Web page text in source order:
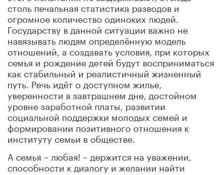
столь печальная статистика разводов и
огромное количество одиноких людей.
Государству в данной ситуации важно не
навязывать людям определённую модель
отношений, а создавать условия, при которых
семья и рождение детей будут восприниматься
как стабильный и реалистичный жизненный
путь. Речь идёт о доступном жилье,
уверенности в завтрашнем дне, достойном
уровне заработной платы, развитии
социальной поддержки молодых семей и
формировании позитивного отношения к
институту семьи в обществе.
А семья – любая! – держится на уважении,
способности к диалогу и желании найти